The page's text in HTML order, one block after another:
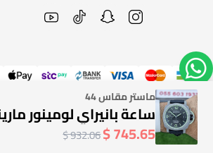
ماستر مقاس 44
ساعة بانيراي لومينور
745.65 $
932.06 $